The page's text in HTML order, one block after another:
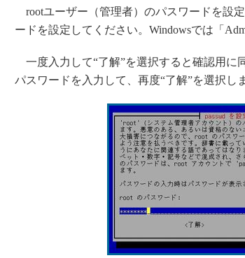
rootユーザー（管理者）のパスワードを設
ードを設定してください。Windowsでは「
一度入力して“了解”を選択すると確認用に
パスワードを入力して、再度“了解”を選択し